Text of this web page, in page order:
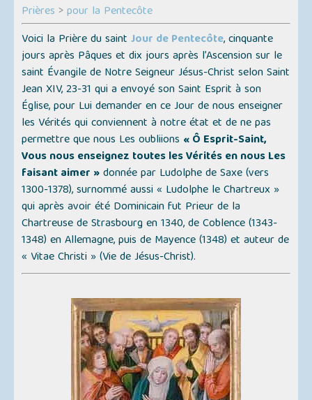
Prières >pour la Pentecôte
Voici la Prière du saintJour de Pentecôte, cinquante
jours après Pâques et dix jours après l’Ascension sur le
saint Évangile de Notre Seigneur Jésus-Christ selon Saint
Jean XIV, 23-31 qui a envoyé son Saint Esprit à son
Église, pour Lui demander en ce Jour de nous enseigner
les Vérités qui conviennent à notre état et de ne pas
permettre que nous Les oubliions « Ô Esprit-Saint,
Vous nous enseignez toutes les Vérités en nous Les
faisant aimer »donnée par Ludolphe de Saxe (vers
1300-1378), surnommé aussi« Ludolphe le Chartreux »
qui après avoir été Dominicain fut Prieur de la
Chartreuse de Strasbourg en 1340, de Coblence (1343-
1348) en Allemagne, puis de Mayence (1348) et auteur de
« Vitae Christi » (Vie de Jésus-Christ).